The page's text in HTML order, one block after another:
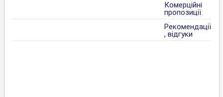
Комерційні
пропозиції
Рекомендації
, відгуки